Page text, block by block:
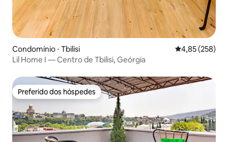
Condomínio ⋅ Tbilisi 4,85 de uma
4,85 (258)
Lil Home I — Centro de Tbilisi, Geórgia
Preferido dos hóspedes
Preferido dos hóspedes